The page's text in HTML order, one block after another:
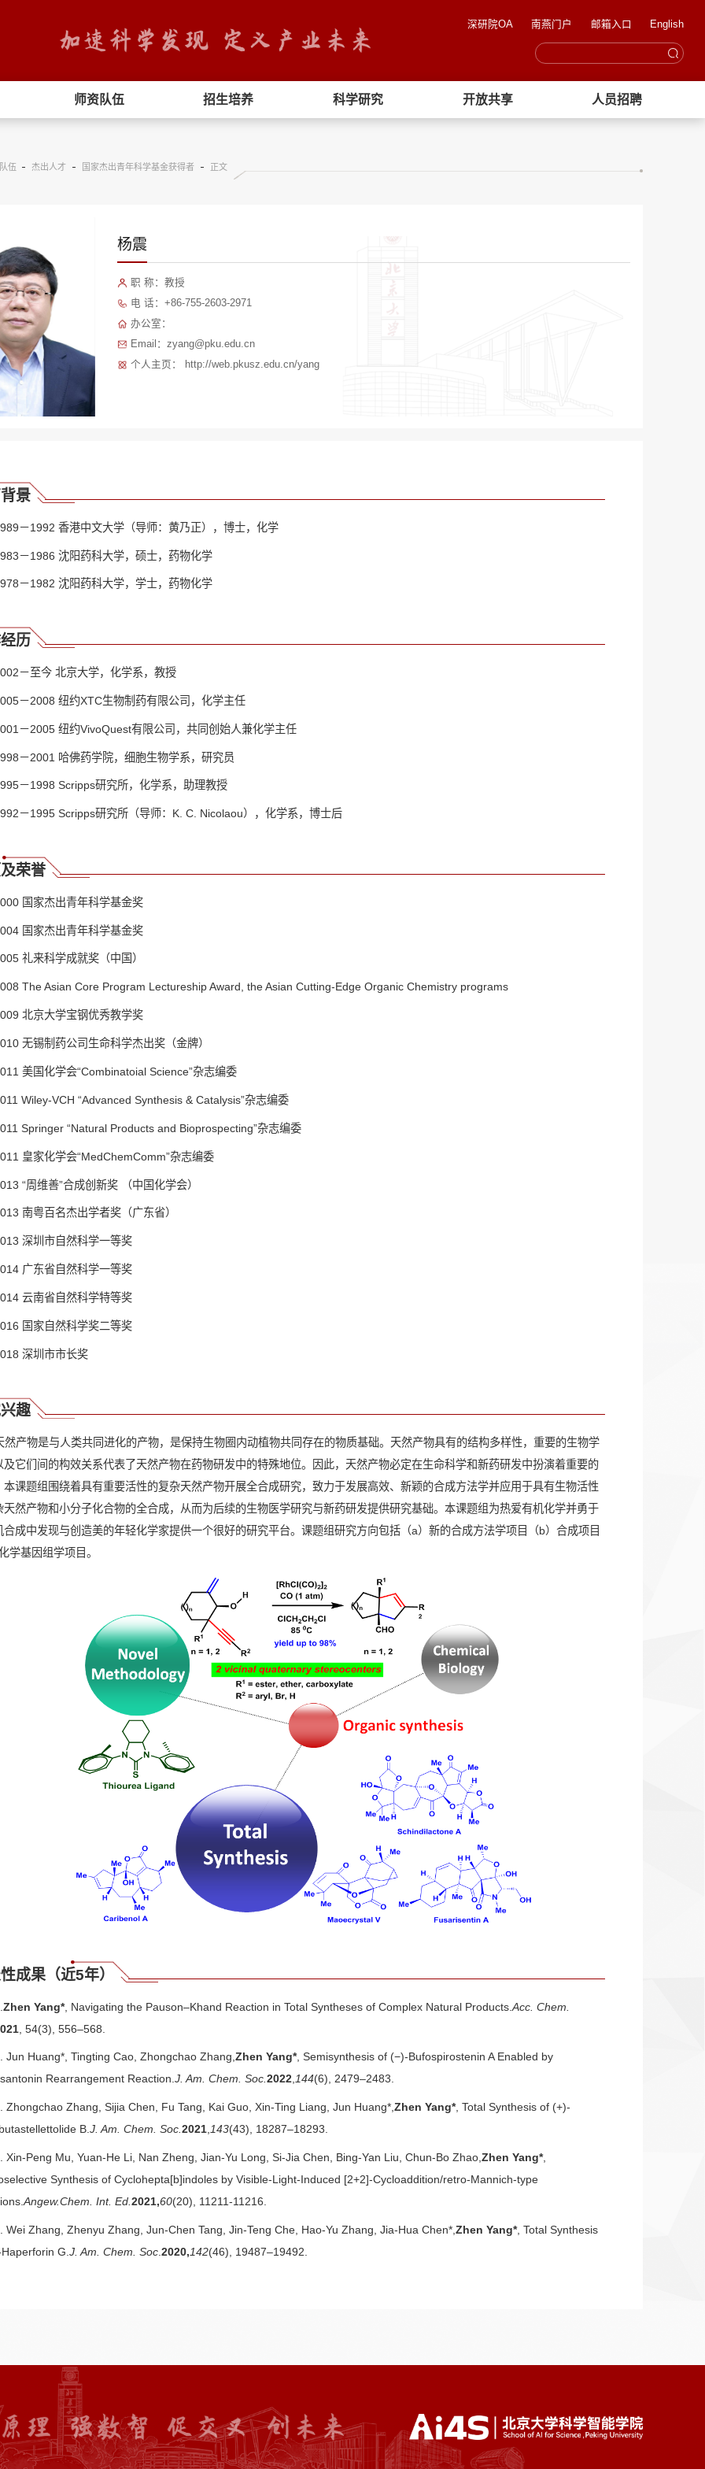
深研院OA 南燕门户 邮箱入口 English
师资队伍 招生培养 科学研究 开放共享 人员招聘
伍 杰出人才 国家杰出青年科学基金获得者 正文
杨震
职 称：教授
电 话：+86-755-2603-2971
办公室：
Email：zyang@pku.edu.cn
个人主页： http://web.pkusz.edu.cn/yang
景
－1992 香港中文大学（导师：黄乃正），博士，化学
－1986 沈阳药科大学，硕士，药物化学
－1982 沈阳药科大学，学士，药物化学
历
－至今 北京大学，化学系，教授
－2008 纽约XTC生物制药有限公司，化学主任
－2005 纽约VivoQuest有限公司，共同创始人兼化学主任
－2001 哈佛药学院，细胞生物学系，研究员
－1998 Scripps研究所，化学系，助理教授
－1995 Scripps研究所（导师：K. C. Nicolaou），化学系，博士后
荣誉
国家杰出青年科学基金奖
国家杰出青年科学基金奖
礼来科学成就奖（中国）
The Asian Core Program Lectureship Award, the Asian Cutting-Edge Organic Chemistry programs
北京大学宝钢优秀教学奖
无锡制药公司生命科学杰出奖（金牌）
美国化学会“Combinatoial Science”杂志编委
Wiley-VCH “Advanced Synthesis & Catalysis”杂志编委
Springer “Natural Products and Bioprospecting”杂志编委
皇家化学会“MedChemComm”杂志编委
“周维善”合成创新奖 （中国化学会）
南粤百名杰出学者奖（广东省）
深圳市自然科学一等奖
广东省自然科学一等奖
云南省自然科学特等奖
国家自然科学奖二等奖
深圳市市长奖
趣
然产物是与人类共同进化的产物，是保持生物圈内动植物共同存在的物质基础。天然产物具有的结构多样性，重要的生物学
及它们间的构效关系代表了天然产物在药物研发中的特殊地位。因此，天然产物必定在生命科学和新药研发中扮演着重要的
本课题组围绕着具有重要活性的复杂天然产物开展全合成研究，致力于发展高效、新颖的合成方法学并应用于具有生物活性
天然产物和小分子化合物的全合成，从而为后续的生物医学研究与新药研发提供研究基础。本课题组为热爱有机化学并勇于
合成中发现与创造美的年轻化学家提供一个很好的研究平台。课题组研究方向包括（a）新的合成方法学项目（b）合成项目
学基因组学项目。
成果（近5年）
Zhen Yang*, Navigating the Pauson–Khand Reaction in Total Syntheses of Complex Natural Products. Acc. Chem.
, 54(3), 556–568.
Jun Huang*, Tingting Cao, Zhongchao Zhang,Zhen Yang*, Semisynthesis of (−)-Bufospirostenin A Enabled by
Rearrangement Reaction.J. Am. Chem. Soc.2022,144(6), 2479–2483.
Zhongchao Zhang, Sijia Chen, Fu Tang, Kai Guo, Xin-Ting Liang, Jun Huang*,Zhen Yang*, Total Synthesis of (+)-
B.J. Am. Chem. Soc.2021,143(43), 18287–18293.
Xin-Peng Mu, Yuan-He Li, Nan Zheng, Jian-Yu Long, Si-Jia Chen, Bing-Yan Liu, Chun-Bo Zhao,Zhen Yang*,
Synthesis of Cyclohepta[b]indoles by Visible-Light-Induced [2+2]-Cycloaddition/retro-Mannich-type
Angew.Chem. Int. Ed.2021,60(20), 11211-11216.
Wei Zhang, Zhenyu Zhang, Jun-Chen Tang, Jin-Teng Che, Hao-Yu Zhang, Jia-Hua Chen*, Zhen Yang*, Total Synthesis
G.J. Am. Chem. Soc .2020,142(46), 19487–19492.